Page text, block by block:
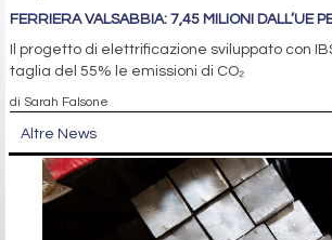
FERRIERA VALSABBIA: 7,45 MILIONI DALL’UE
Il progetto di elettrificazione sviluppato con
taglia del 55% le emissioni di CO₂
di Sarah Falsone
Altre News